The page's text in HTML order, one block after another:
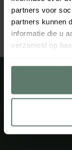
partners voor
partners kunnen
informatie die u
verzameld op
61590
Direct leverbaar
Altijd op de
of volg